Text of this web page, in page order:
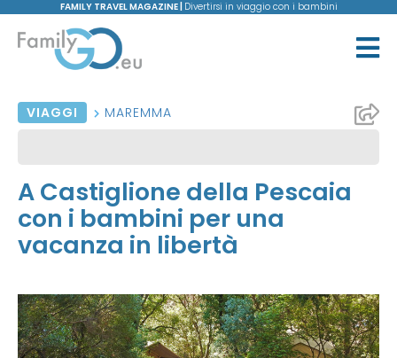
FAMILY TRAVEL MAGAZINE | Divertirsi in viaggio con i bambini
VIAGGI MAREMMA
A Castiglione della Pescaia
con i bambini per una
vacanza in libertà